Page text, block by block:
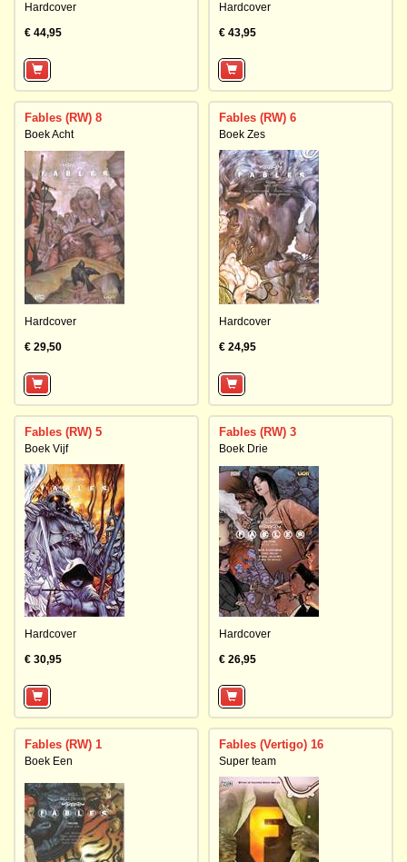
Hardcover
€ 44,95
Hardcover
€ 43,95
Fables (RW) 8
Boek Acht
Hardcover
€ 29,50
Fables (RW) 6
Boek Zes
Hardcover
€ 24,95
Fables (RW) 5
Boek Vijf
Hardcover
€ 30,95
Fables (RW) 3
Boek Drie
Hardcover
€ 26,95
Fables (RW) 1
Boek Een
Fables (Vertigo) 16
Super team